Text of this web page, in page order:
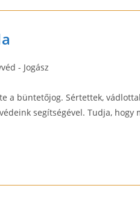
- Jogász
a büntetőjog. Sértettek,
segítségével. Tudja, hogy